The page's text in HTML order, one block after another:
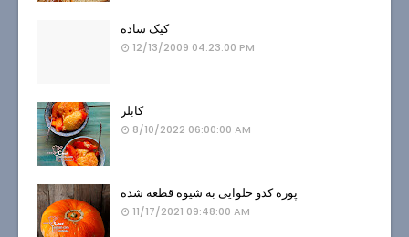
کیک ساده
12/13/2009 04:23:00 PM
کابلر
8/10/2022 06:00:00 AM
پوره کدو حلوایی به شیوه قطعه شده
11/17/2021 09:48:00 AM